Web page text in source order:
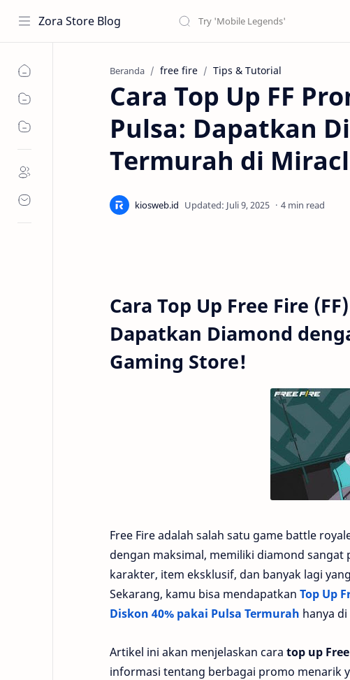
Zora Store Blog
Beranda free fire Tips & Tutorial
Cara Top Up FF
Pulsa: Dapatkan
Termurah di
4 min read
Cara Top Up Free Fire
Dapatkan Diamond
Gaming Store!
Free Fire adalah salah satu game battle
dengan maksimal, memiliki diamond
karakter, item eksklusif, dan banyak lagi
Sekarang, kamu bisa mendapatkan Top Up
Diskon 40% pakai Pulsa Termurah hanya
Artikel ini akan menjelaskan cara top up
informasi tentang berbagai promo menarik